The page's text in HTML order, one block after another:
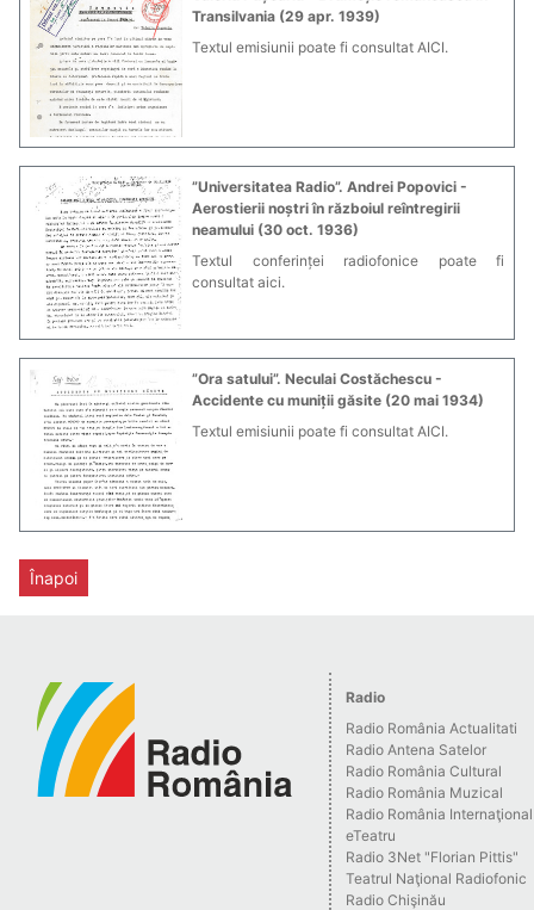
Transilvania (29 apr. 1939)
Textul emisiunii poate fi consultat AICI.
”Universitatea Radio”. Andrei Popovici -
Aerostierii noștri în războiul reîntregirii
neamului (30 oct. 1936)
Textul conferinței radiofonice poate fi
consultat aici.
”Ora satului”. Neculai Costăchescu -
Accidente cu muniții găsite (20 mai 1934)
Textul emisiunii poate fi consultat AICI.
Înapoi
Radio
Radio România Actualitati
Radio Antena Satelor
Radio România Cultural
Radio România Muzical
Radio România Internaţional
eTeatru
Radio 3Net "Florian Pittis"
Teatrul Naţional Radiofonic
Radio Chişinău